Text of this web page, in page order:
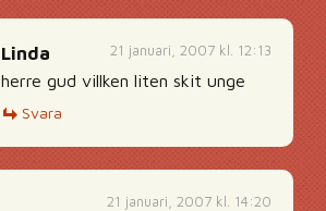
21 januari, 2007 kl. 12:13
Linda
herre gud villken liten skit unge
Svara
21 januari, 2007 kl. 14:20